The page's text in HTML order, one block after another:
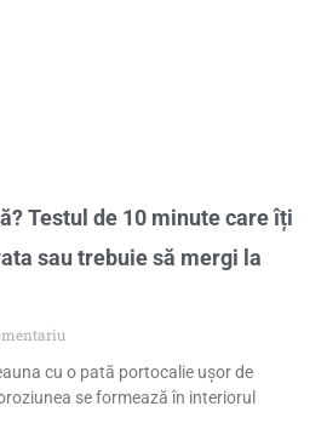
Testul de 10 minute care îți
sau trebuie să mergi la
cu o pată portocalie ușor de
se formează în interiorul